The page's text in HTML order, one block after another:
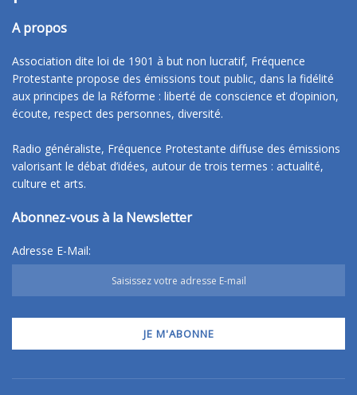
A propos
Association dite loi de 1901 à but non lucratif, Fréquence
Protestante propose des émissions tout public, dans la fidélité
aux principes de la Réforme : liberté de conscience et d’opinion,
écoute, respect des personnes, diversité.
Radio généraliste, Fréquence Protestante diffuse des émissions
valorisant le débat d’idées, autour de trois termes : actualité,
culture et arts.
Abonnez-vous à la Newsletter
Adresse E-Mail: